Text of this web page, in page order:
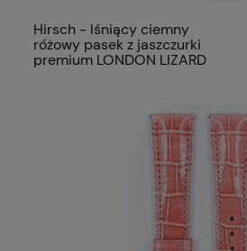
Hirsch - lśniący ciemny
różowy pasek z jaszczurki
premium LONDON LIZARD